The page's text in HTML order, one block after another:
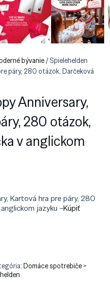
bývanie/ Spielehelden
páry, 280 otázok, Darčeková
Anniversary,
280 otázok,
v anglickom
Kartová hra pre páry, 280
jazyku –Kúpiť
Domáce spotrebiče >